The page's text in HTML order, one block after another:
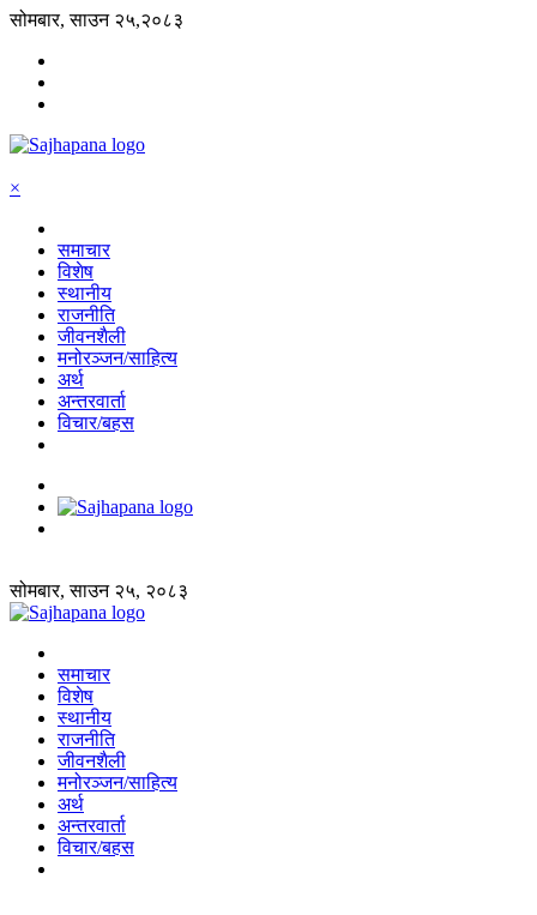
सोमबार, साउन २५,२०८३
×
समाचार
विशेष
स्थानीय
राजनीति
जीवनशैली
मनोरञ्जन/साहित्य
अर्थ
अन्तरवार्ता
विचार/बहस
सोमबार, साउन २५, २०८३
समाचार
विशेष
स्थानीय
राजनीति
जीवनशैली
मनोरञ्जन/साहित्य
अर्थ
अन्तरवार्ता
विचार/बहस